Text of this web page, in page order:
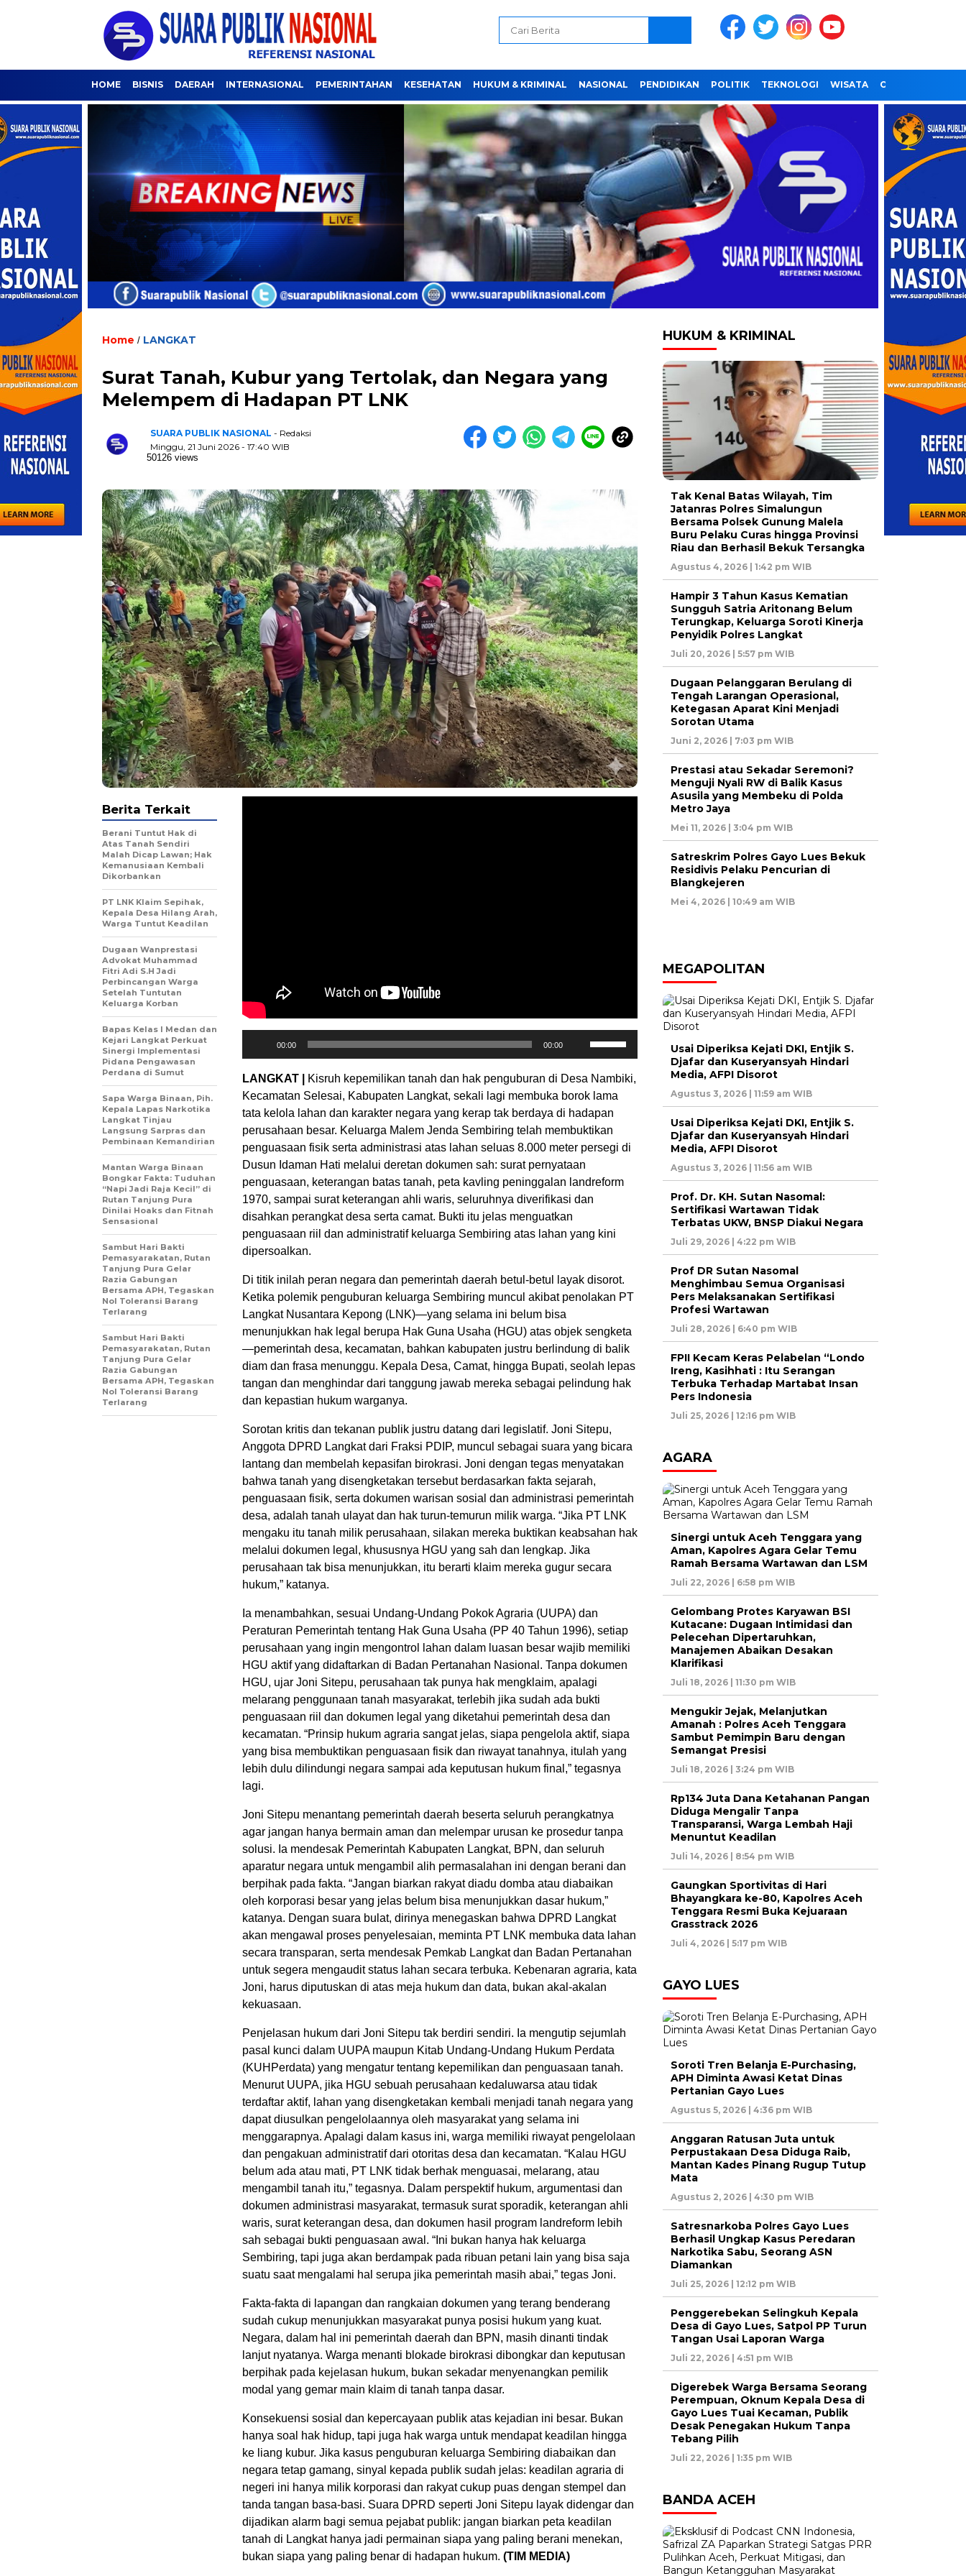
HOME BISNIS DAERAH INTERNASIONAL PEMERINTAHAN KESEHATAN HUKUM & KRIMINAL NASIONAL PENDIDIKAN POLITIK TEKNOLOGI WISATA OLAHRAGA
Home / LANGKAT
Surat Tanah, Kubur yang Tertolak, dan Negara yang
Melempem di Hadapan PT LNK
SUARA PUBLIK NASIONAL - Redaksi
Minggu, 21 Juni 2026 - 17:40 WIB
50126 views
00:00 00:00
Panah
Atas/Bawah
menaikkan
volume.
LANGKAT |
Kisruh kepemilikan tanah dan hak penguburan di Desa Nambiki,
Kecamatan Selesai, Kabupaten Langkat, sekali lagi membuka borok lama
tata kelola lahan dan karakter negara yang kerap tak berdaya di hadapan
perusahaan besar. Keluarga Malem Jenda Sembiring telah membuktikan
penguasaan fisik serta administrasi atas lahan seluas 8.000 meter persegi di
Dusun Idaman Hati melalui deretan dokumen sah: surat pernyataan
penguasaan, keterangan batas tanah, peta kavling peninggalan landreform
1970, sampai surat keterangan ahli waris, seluruhnya diverifikasi dan
disahkan perangkat desa serta camat. Bukti itu jelas menguatkan
penguasaan riil dan administratif keluarga Sembiring atas lahan yang kini
dipersoalkan.
Di titik inilah peran negara dan pemerintah daerah betul-betul layak disorot.
Ketika polemik penguburan keluarga Sembiring muncul akibat penolakan PT
Langkat Nusantara Kepong (LNK)—yang selama ini belum bisa
menunjukkan hak legal berupa Hak Guna Usaha (HGU) atas objek sengketa
—pemerintah desa, kecamatan, bahkan kabupaten justru berlindung di balik
diam dan frasa menunggu. Kepala Desa, Camat, hingga Bupati, seolah lepas
tangan dan menghindar dari tanggung jawab mereka sebagai pelindung hak
dan kepastian hukum warganya.
Sorotan kritis dan tekanan publik justru datang dari legislatif. Joni Sitepu,
Anggota DPRD Langkat dari Fraksi PDIP, muncul sebagai suara yang bicara
lantang dan membelah kepasifan birokrasi. Joni dengan tegas menyatakan
bahwa tanah yang disengketakan tersebut berdasarkan fakta sejarah,
penguasaan fisik, serta dokumen warisan sosial dan administrasi pemerintah
desa, adalah tanah ulayat dan hak turun-temurun milik warga. “Jika PT LNK
mengaku itu tanah milik perusahaan, silakan mereka buktikan keabsahan hak
melalui dokumen legal, khususnya HGU yang sah dan lengkap. Jika
perusahaan tak bisa menunjukkan, itu berarti klaim mereka gugur secara
hukum,” katanya.
Ia menambahkan, sesuai Undang-Undang Pokok Agraria (UUPA) dan
Peraturan Pemerintah tentang Hak Guna Usaha (PP 40 Tahun 1996), setiap
perusahaan yang ingin mengontrol lahan dalam luasan besar wajib memiliki
HGU aktif yang didaftarkan di Badan Pertanahan Nasional. Tanpa dokumen
HGU, ujar Joni Sitepu, perusahaan tak punya hak mengklaim, apalagi
melarang penggunaan tanah masyarakat, terlebih jika sudah ada bukti
penguasaan riil dan dokumen legal yang diketahui pemerintah desa dan
kecamatan. “Prinsip hukum agraria sangat jelas, siapa pengelola aktif, siapa
yang bisa membuktikan penguasaan fisik dan riwayat tanahnya, itulah yang
lebih dulu dilindungi negara sampai ada keputusan hukum final,” tegasnya
lagi.
Joni Sitepu menantang pemerintah daerah beserta seluruh perangkatnya
agar jangan hanya bermain aman dan melempar urusan ke prosedur tanpa
solusi. Ia mendesak Pemerintah Kabupaten Langkat, BPN, dan seluruh
aparatur negara untuk mengambil alih permasalahan ini dengan berani dan
berpihak pada fakta. “Jangan biarkan rakyat diadu domba atau diabaikan
oleh korporasi besar yang jelas belum bisa menunjukkan dasar hukum,”
katanya. Dengan suara bulat, dirinya menegaskan bahwa DPRD Langkat
akan mengawal proses penyelesaian, meminta PT LNK membuka data lahan
secara transparan, serta mendesak Pemkab Langkat dan Badan Pertanahan
untuk segera mengaudit status lahan secara terbuka. Kebenaran agraria, kata
Joni, harus diputuskan di atas meja hukum dan data, bukan akal-akalan
kekuasaan.
Penjelasan hukum dari Joni Sitepu tak berdiri sendiri. Ia mengutip sejumlah
pasal kunci dalam UUPA maupun Kitab Undang-Undang Hukum Perdata
(KUHPerdata) yang mengatur tentang kepemilikan dan penguasaan tanah.
Menurut UUPA, jika HGU sebuah perusahaan kedaluwarsa atau tidak
terdaftar aktif, lahan yang disengketakan kembali menjadi tanah negara yang
dapat diusulkan pengelolaannya oleh masyarakat yang selama ini
menggarapnya. Apalagi dalam kasus ini, warga memiliki riwayat pengelolaan
dan pengakuan administratif dari otoritas desa dan kecamatan. “Kalau HGU
belum ada atau mati, PT LNK tidak berhak menguasai, melarang, atau
mengambil tanah itu,” tegasnya. Dalam perspektif hukum, argumentasi dan
dokumen administrasi masyarakat, termasuk surat sporadik, keterangan ahli
waris, surat keterangan desa, dan dokumen hasil program landreform lebih
sah sebagai bukti penguasaan awal. “Ini bukan hanya hak keluarga
Sembiring, tapi juga akan berdampak pada ribuan petani lain yang bisa saja
suatu saat mengalami hal serupa jika pemerintah masih abai,” tegas Joni.
Fakta-fakta di lapangan dan rangkaian dokumen yang terang benderang
sudah cukup menunjukkan masyarakat punya posisi hukum yang kuat.
Negara, dalam hal ini pemerintah daerah dan BPN, masih dinanti tindak
lanjut nyatanya. Warga menanti blokade birokrasi dibongkar dan keputusan
berpihak pada kejelasan hukum, bukan sekadar menyenangkan pemilik
modal yang gemar main klaim di tanah tanpa dasar.
Konsekuensi sosial dan kepercayaan publik atas kejadian ini besar. Bukan
hanya soal hak hidup, tapi juga hak warga untuk mendapat keadilan hingga
ke liang kubur. Jika kasus penguburan keluarga Sembiring diabaikan dan
negara tetap gamang, sinyal kepada publik sudah jelas: keadilan agraria di
negeri ini hanya milik korporasi dan rakyat cukup puas dengan stempel dan
tanda tangan basa-basi. Suara DPRD seperti Joni Sitepu layak didengar dan
dijadikan alarm bagi semua pejabat publik: jangan biarkan peta keadilan
tanah di Langkat hanya jadi permainan siapa yang paling berani menekan,
bukan siapa yang paling benar di hadapan hukum. (TIM MEDIA)
Berita Terkait
Berani Tuntut Hak di
Atas Tanah Sendiri
Malah Dicap Lawan; Hak
Kemanusiaan Kembali
Dikorbankan
PT LNK Klaim Sepihak,
Kepala Desa Hilang Arah,
Warga Tuntut Keadilan
Dugaan Wanprestasi
Advokat Muhammad
Fitri Adi S.H Jadi
Perbincangan Warga
Setelah Tuntutan
Keluarga Korban
Bapas Kelas I Medan dan
Kejari Langkat Perkuat
Sinergi Implementasi
Pidana Pengawasan
Perdana di Sumut
Sapa Warga Binaan, Pih.
Kepala Lapas Narkotika
Langkat Tinjau
Langsung Sarpras dan
Pembinaan Kemandirian
Mantan Warga Binaan
Bongkar Fakta: Tuduhan
“Napi Jadi Raja Kecil” di
Rutan Tanjung Pura
Dinilai Hoaks dan Fitnah
Sensasional
Sambut Hari Bakti
Pemasyarakatan, Rutan
Tanjung Pura Gelar
Razia Gabungan
Bersama APH, Tegaskan
Nol Toleransi Barang
Terlarang
Sambut Hari Bakti
Pemasyarakatan, Rutan
Tanjung Pura Gelar
Razia Gabungan
Bersama APH, Tegaskan
Nol Toleransi Barang
Terlarang
HUKUM & KRIMINAL
Tak Kenal Batas Wilayah, Tim
Jatanras Polres Simalungun
Bersama Polsek Gunung Malela
Buru Pelaku Curas hingga Provinsi
Riau dan Berhasil Bekuk Tersangka
Agustus 4, 2026 | 1:42 pm WIB
Hampir 3 Tahun Kasus Kematian
Sungguh Satria Aritonang Belum
Terungkap, Keluarga Soroti Kinerja
Penyidik Polres Langkat
Juli 20, 2026 | 5:57 pm WIB
Dugaan Pelanggaran Berulang di
Tengah Larangan Operasional,
Ketegasan Aparat Kini Menjadi
Sorotan Utama
Juni 2, 2026 | 7:03 pm WIB
Prestasi atau Sekadar Seremoni?
Menguji Nyali RW di Balik Kasus
Asusila yang Membeku di Polda
Metro Jaya
Mei 11, 2026 | 3:04 pm WIB
Satreskrim Polres Gayo Lues Bekuk
Residivis Pelaku Pencurian di
Blangkejeren
Mei 4, 2026 | 10:49 am WIB
MEGAPOLITAN
Usai Diperiksa Kejati DKI, Entjik S.
Djafar dan Kuseryansyah Hindari
Media, AFPI Disorot
Agustus 3, 2026 | 11:59 am WIB
Usai Diperiksa Kejati DKI, Entjik S.
Djafar dan Kuseryansyah Hindari
Media, AFPI Disorot
Agustus 3, 2026 | 11:56 am WIB
Prof. Dr. KH. Sutan Nasomal:
Sertifikasi Wartawan Tidak
Terbatas UKW, BNSP Diakui Negara
Juli 29, 2026 | 4:22 pm WIB
Prof DR Sutan Nasomal
Menghimbau Semua Organisasi
Pers Melaksanakan Sertifikasi
Profesi Wartawan
Juli 28, 2026 | 6:40 pm WIB
FPII Kecam Keras Pelabelan “Londo
Ireng, Kasihhati : Itu Serangan
Terbuka Terhadap Martabat Insan
Pers Indonesia
Juli 25, 2026 | 12:16 pm WIB
AGARA
Sinergi untuk Aceh Tenggara yang
Aman, Kapolres Agara Gelar Temu
Ramah Bersama Wartawan dan LSM
Juli 22, 2026 | 6:58 pm WIB
Gelombang Protes Karyawan BSI
Kutacane: Dugaan Intimidasi dan
Pelecehan Dipertaruhkan,
Manajemen Abaikan Desakan
Klarifikasi
Juli 18, 2026 | 11:30 pm WIB
Mengukir Jejak, Melanjutkan
Amanah : Polres Aceh Tenggara
Sambut Pemimpin Baru dengan
Semangat Presisi
Juli 18, 2026 | 3:24 pm WIB
Rp134 Juta Dana Ketahanan Pangan
Diduga Mengalir Tanpa
Transparansi, Warga Lembah Haji
Menuntut Keadilan
Juli 14, 2026 | 8:54 pm WIB
Gaungkan Sportivitas di Hari
Bhayangkara ke-80, Kapolres Aceh
Tenggara Resmi Buka Kejuaraan
Grasstrack 2026
Juli 4, 2026 | 5:17 pm WIB
GAYO LUES
Soroti Tren Belanja E-Purchasing,
APH Diminta Awasi Ketat Dinas
Pertanian Gayo Lues
Agustus 5, 2026 | 4:36 pm WIB
Anggaran Ratusan Juta untuk
Perpustakaan Desa Diduga Raib,
Mantan Kades Pinang Rugup Tutup
Mata
Agustus 2, 2026 | 4:30 pm WIB
Satresnarkoba Polres Gayo Lues
Berhasil Ungkap Kasus Peredaran
Narkotika Sabu, Seorang ASN
Diamankan
Juli 25, 2026 | 12:12 pm WIB
Penggerebekan Selingkuh Kepala
Desa di Gayo Lues, Satpol PP Turun
Tangan Usai Laporan Warga
Juli 22, 2026 | 4:51 pm WIB
Digerebek Warga Bersama Seorang
Perempuan, Oknum Kepala Desa di
Gayo Lues Tuai Kecaman, Publik
Desak Penegakan Hukum Tanpa
Tebang Pilih
Juli 22, 2026 | 1:35 pm WIB
BANDA ACEH